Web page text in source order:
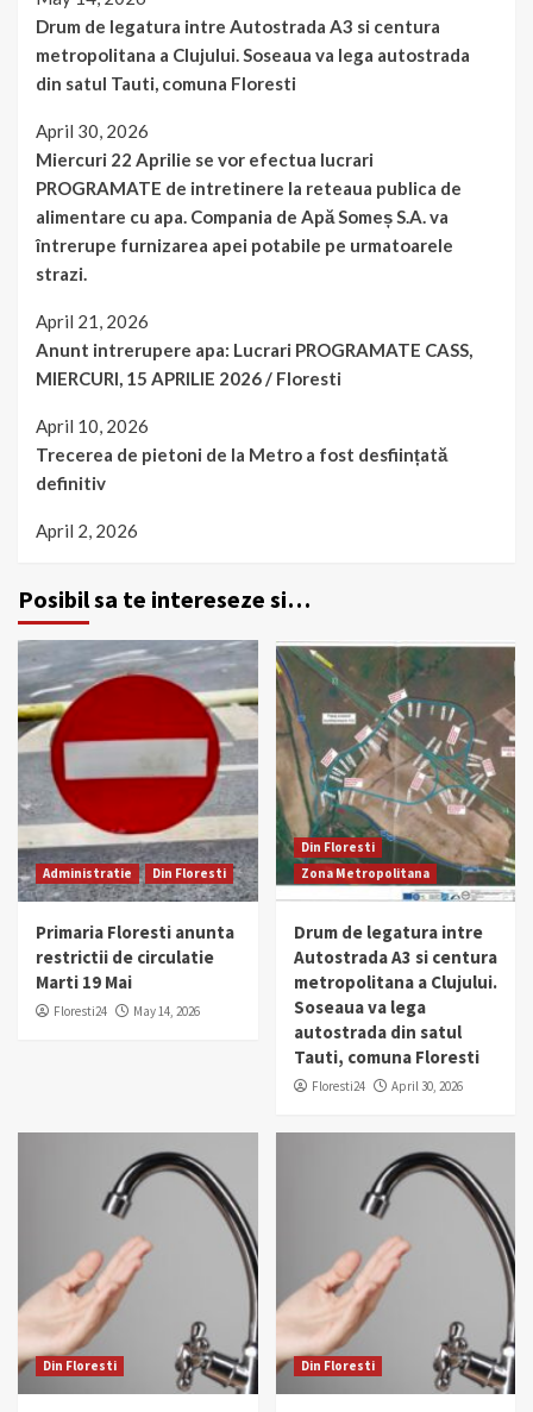
Drum de legatura intre Autostrada A3 si centura
metropolitana a Clujului. Soseaua va lega autostrada
din satul Tauti, comuna Floresti
April 30, 2026
Miercuri 22 Aprilie se vor efectua lucrari
PROGRAMATE de intretinere la reteaua publica de
alimentare cu apa. Compania de Apă Someș S.A. va
întrerupe furnizarea apei potabile pe urmatoarele
strazi.
April 21, 2026
Anunt intrerupere apa: Lucrari PROGRAMATE CASS,
MIERCURI, 15 APRILIE 2026 / Floresti
April 10, 2026
Trecerea de pietoni de la Metro a fost desființată
definitiv
April 2, 2026
Posibil sa te intereseze si…
Administratie Din Floresti
Primaria Floresti anunta
restrictii de circulatie
Marti 19 Mai
Floresti24 May 14, 2026
Din Floresti
Zona Metropolitana
Drum de legatura intre
Autostrada A3 si centura
metropolitana a Clujului.
Soseaua va lega
autostrada din satul
Tauti, comuna Floresti
Floresti24 April 30, 2026
Din Floresti Din Floresti